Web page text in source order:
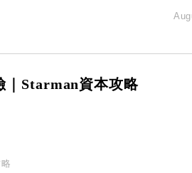
差達1125億美元
公司
｜Starman資本攻略